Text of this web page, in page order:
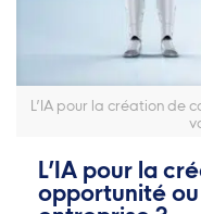
L’IA pour la création de
L’IA pour la
opportunité